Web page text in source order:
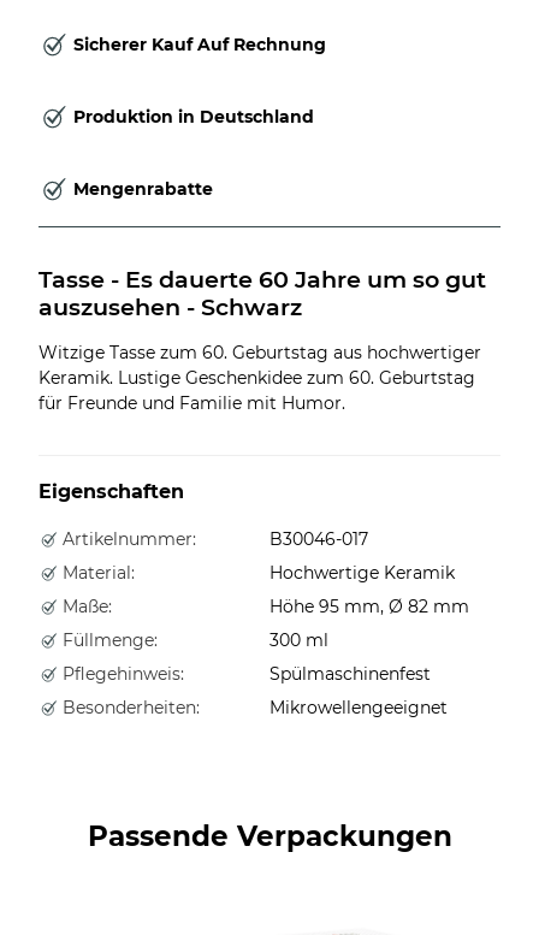
Sicherer Kauf Auf Rechnung
Produktion in Deutschland
Mengenrabatte
Tasse - Es dauerte 60 Jahre um so gut
auszusehen - Schwarz
Witzige Tasse zum 60. Geburtstag aus hochwertiger
Keramik. Lustige Geschenkidee zum 60. Geburtstag
für Freunde und Familie mit Humor.
Eigenschaften
Artikelnummer:
B30046-017
Material:
Hochwertige Keramik
Maße:
Höhe 95 mm, Ø 82 mm
Füllmenge:
300 ml
Pflegehinweis:
Spülmaschinenfest
Besonderheiten:
Mikrowellengeeignet
Passende Verpackungen